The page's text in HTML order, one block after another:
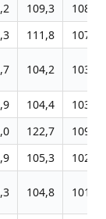
109,3
108,6
111,8
107,7
104,2 103,5
104,4
103,2
122,7
109,6
105,3
102,5
104,8 101,5